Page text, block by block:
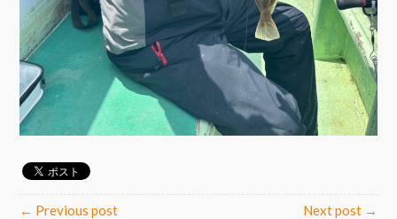
← Previous post Next post →